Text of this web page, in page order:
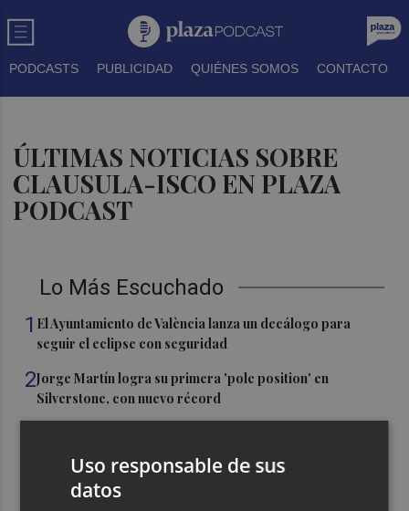
PODCASTS PUBLICIDAD QUIÉNES SOMOS CONTACTO
ÚLTIMAS NOTICIAS SOBRE
CLAUSULA-ISCO EN PLAZA
PODCAST
Lo Más Escuchado
1 El Ayuntamiento de València lanza un decálogo para
seguir el eclipse con seguridad
2Jorge Martín logra su primera 'pole position' en
Silverstone, con nuevo récord
Un gol de Bardeli decide el duelo entre el Levante y su
Uso responsable de sus
datos